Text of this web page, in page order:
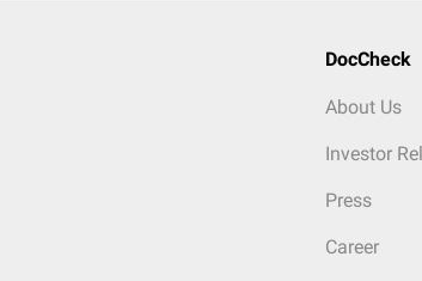
DocCheck
About Us
Investor
Press
Career